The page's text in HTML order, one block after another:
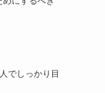
でしっかり目